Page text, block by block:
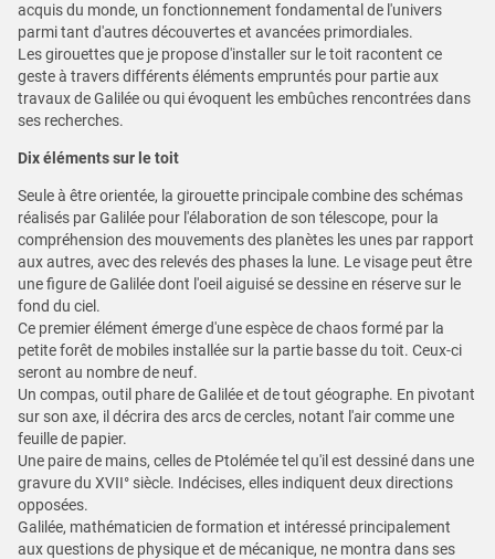
acquis du monde, un fonctionnement fondamental de l'univers
parmi tant d'autres découvertes et avancées primordiales.
Les girouettes que je propose d'installer sur le toit racontent ce
geste à travers différents éléments empruntés pour partie aux
travaux de Galilée ou qui évoquent les embûches rencontrées dans
ses recherches.
Dix éléments sur le toit
Seule à être orientée, la girouette principale combine des schémas
réalisés par Galilée pour l'élaboration de son télescope, pour la
compréhension des mouvements des planètes les unes par rapport
aux autres, avec des relevés des phases la lune. Le visage peut être
une figure de Galilée dont l'oeil aiguisé se dessine en réserve sur le
fond du ciel.
Ce premier élément émerge d'une espèce de chaos formé par la
petite forêt de mobiles installée sur la partie basse du toit. Ceux-ci
seront au nombre de neuf.
Un compas, outil phare de Galilée et de tout géographe. En pivotant
sur son axe, il décrira des arcs de cercles, notant l'air comme une
feuille de papier.
Une paire de mains, celles de Ptolémée tel qu'il est dessiné dans une
gravure du XVII° siècle. Indécises, elles indiquent deux directions
opposées.
Galilée, mathématicien de formation et intéressé principalement
aux questions de physique et de mécanique, ne montra dans ses